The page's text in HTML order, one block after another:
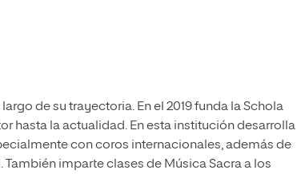
de su trayectoria. En el 2019 funda la Schola
hasta la actualidad. En esta institución desarrolla
con coros internacionales, además de
imparte clases de Música Sacra a los